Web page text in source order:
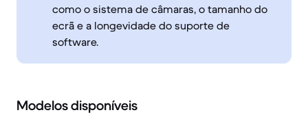
como o sistema de câmaras, o tamanho do
ecrã e a longevidade do suporte de
software.
Modelos disponíveis